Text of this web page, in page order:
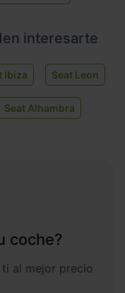
interesarte
Ibiza Seat Leon
Seat Alhambra
coche?
al mejor precio